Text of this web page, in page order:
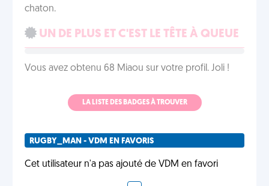
chaton.
UN DE PLUS ET C'EST LE TÊTE À QUEUE
Vous avez obtenu 68 Miaou sur votre profil. Joli !
LA LISTE DES BADGES À TROUVER
RUGBY_MAN - VDM EN FAVORIS
Cet utilisateur n'a pas ajouté de VDM en favori